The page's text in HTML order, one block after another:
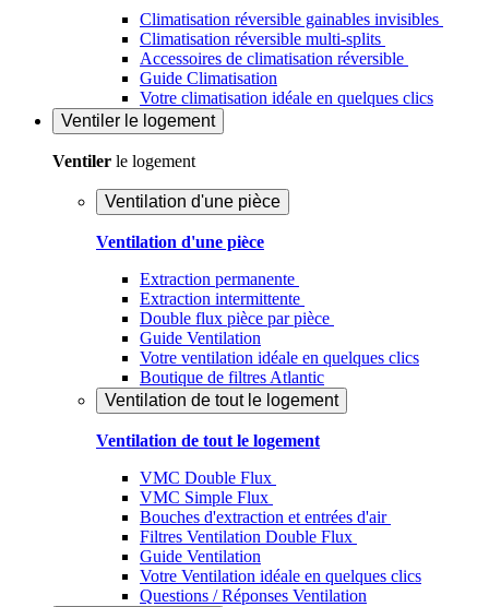
Climatisation réversible gainables invisibles
Climatisation réversible multi-splits
Accessoires de climatisation réversible
Guide Climatisation
Votre climatisation idéale en quelques clics
Ventiler le logement
Ventiler le logement
Ventilation d'une pièce
Ventilation d'une pièce
Extraction permanente
Extraction intermittente
Double flux pièce par pièce
Guide Ventilation
Votre ventilation idéale en quelques clics
Boutique de filtres Atlantic
Ventilation de tout le logement
Ventilation de tout le logement
VMC Double Flux
VMC Simple Flux
Bouches d'extraction et entrées d'air
Filtres Ventilation Double Flux
Guide Ventilation
Votre Ventilation idéale en quelques clics
Questions / Réponses Ventilation